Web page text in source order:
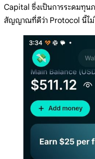
Capital ซึ่งเป็นการระดมทุน
สัญญาณที่ดีว่า Protocol นี้ไม่